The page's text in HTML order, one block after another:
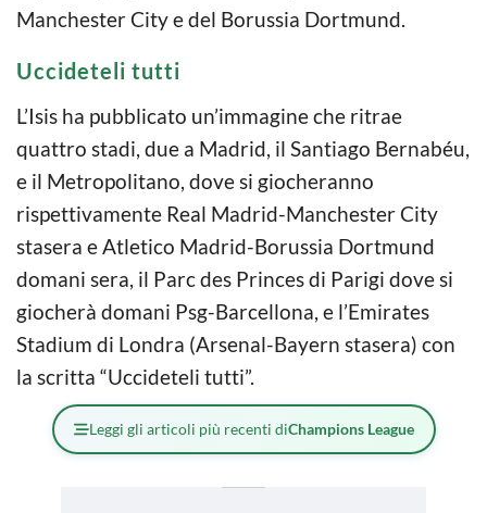
Manchester City e del Borussia Dortmund.
Uccideteli tutti
L’Isis ha pubblicato un’immagine che ritrae
quattro stadi, due a Madrid, il Santiago Bernabéu,
e il Metropolitano, dove si giocheranno
rispettivamente Real Madrid-Manchester City
stasera e Atletico Madrid-Borussia Dortmund
domani sera, il Parc des Princes di Parigi dove si
giocherà domani Psg-Barcellona, e l’Emirates
Stadium di Londra (Arsenal-Bayern stasera) con
la scritta “Uccideteli tutti”.
Leggi gli articoli più recenti diChampions League